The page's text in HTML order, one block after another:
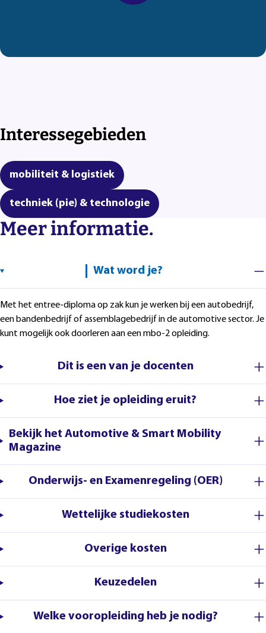
Interessegebieden
mobiliteit & logistiek
techniek (pie) & technologie
Meer informatie.
Wat word je?
Met het entree-diploma op zak kun je werken bij een autobedrijf,
een bandenbedrijf of assemblagebedrijf in de automotive sector. Je
kunt mogelijk ook doorleren aan een mbo-2 opleiding.
Dit is een van je docenten
Hoe ziet je opleiding eruit?
Bekijk het Automotive & Smart Mobility
Magazine
Onderwijs- en Examenregeling (OER)
Wettelijke studiekosten
Overige kosten
Keuzedelen
Welke vooropleiding heb je nodig?